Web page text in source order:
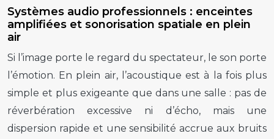
Systèmes audio professionnels : enceintes
amplifiées et sonorisation spatiale en plein
air
Si l’image porte le regard du spectateur, le son porte
l’émotion. En plein air, l’acoustique est à la fois plus
simple et plus exigeante que dans une salle : pas de
réverbération excessive ni d’écho, mais une
dispersion rapide et une sensibilité accrue aux bruits